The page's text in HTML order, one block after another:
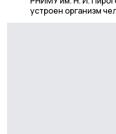
устроен организм